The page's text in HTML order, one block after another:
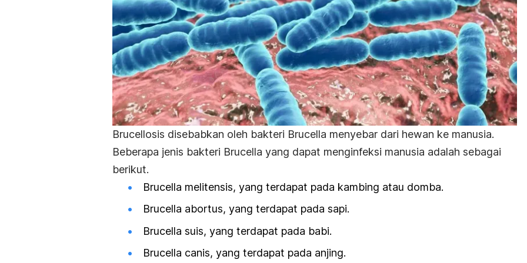
Brucellosis disebabkan oleh bakteri Brucella menyebar dari hewan ke manusia.
Beberapa jenis bakteri Brucella yang dapat menginfeksi manusia adalah sebagai
berikut.
Brucella melitensis, yang terdapat pada kambing atau domba.
Brucella abortus, yang terdapat pada sapi.
Brucella suis, yang terdapat pada babi.
Brucella canis, yang terdapat pada anjing.